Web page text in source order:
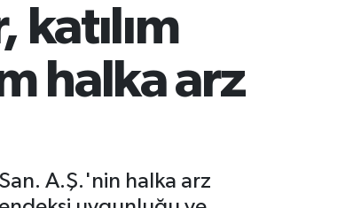
katılım
halka arz
A.Ş.'nin halka arz